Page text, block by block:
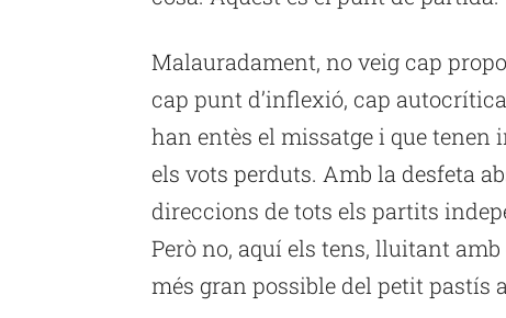
Malauradament, no veig cap
cap punt d’inflexió, cap
han entès el missatge i que tenen
els vots perduts. Amb la desfeta
direccions de tots els partits
Però no, aquí els tens, lluitant
més gran possible del petit pastís